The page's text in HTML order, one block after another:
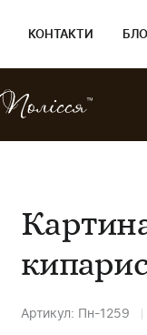
КОНТАКТИ
Артикул: Пн-1259